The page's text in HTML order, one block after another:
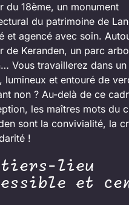
du 18ème, un monument
du patrimoine de
et agencé avec soin.
de Keranden, un parc
Vous travaillerez dans un
lumineux et entouré de
non ? Au-delà de ce
les maîtres mots du
sont la convivialité, la
!
tiers-lieu
et